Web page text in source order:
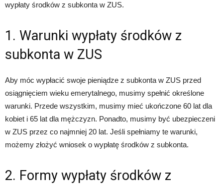
wypłaty środków z subkonta w ZUS.
1. Warunki wypłaty środków z
subkonta w ZUS
Aby móc wypłacić swoje pieniądze z subkonta w ZUS przed
osiągnięciem wieku emerytalnego, musimy spełnić określone
warunki. Przede wszystkim, musimy mieć ukończone 60 lat dla
kobiet i 65 lat dla mężczyzn. Ponadto, musimy być ubezpieczeni
w ZUS przez co najmniej 20 lat. Jeśli spełniamy te warunki,
możemy złożyć wniosek o wypłatę środków z subkonta.
2. Formy wypłaty środków z